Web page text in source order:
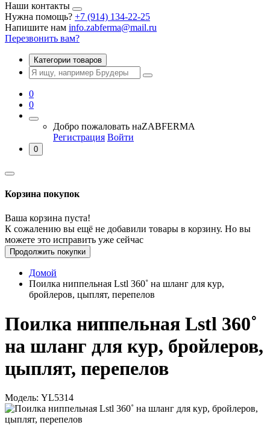
Наши контакты
Нужна помощь? +7 (914) 134-22-25
Напишите нам info.zabferma@mail.ru
Перезвонить вам?
Категории товаров
0
0
Добро пожаловать наZABFERMA
Регистрация Войти
0
Корзина покупок
Ваша корзина пуста!
К сожалению вы ещё не добавили товары в корзину. Но вы
можете это исправить уже сейчас
Продолжить покупки
Домой
Поилка ниппельная Lstl 360˚ на шланг для кур,
бройлеров, цыплят, перепелов
Поилка ниппельная Lstl 360˚
на шланг для кур, бройлеров,
цыплят, перепелов
Модель: YL5314